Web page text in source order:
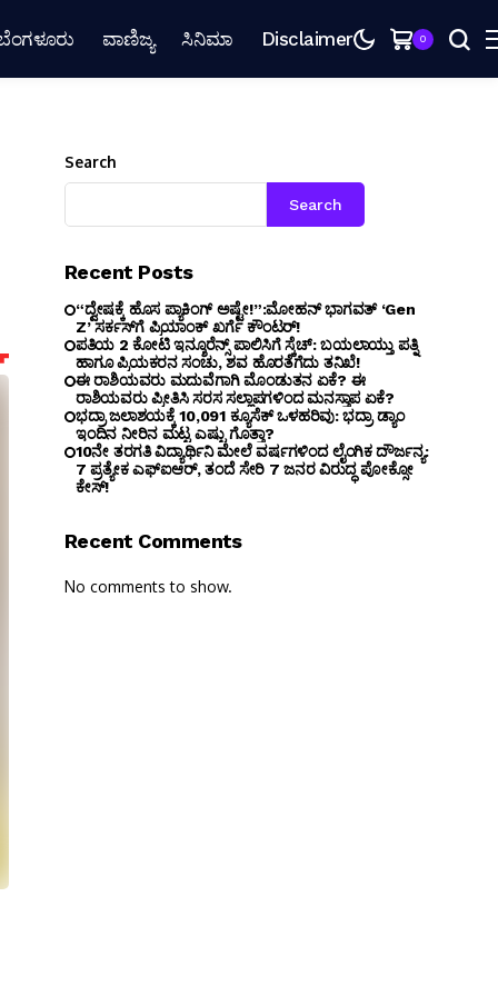
ವಾಣಿಜ್ಯ ಸಿನಿಮಾ Disclaimer 0
Search
Search
Recent Posts
“ದ್ವೇಷಕ್ಕೆ ಹೊಸ ಪ್ಯಾಕಿಂಗ್ ಅಷ್ಟೇ!”:ಮೋಹನ್ ಭಾಗವತ್‌ ‘Gen
Z’ ಸರ್ಕಸ್‌ಗೆ ಪ್ರಿಯಾಂಕ್ ಖರ್ಗೆ ಕೌಂಟರ್!
ಪತಿಯ ₹2 ಕೋಟಿ ಇನ್ಶೂರೆನ್ಸ್ ಪಾಲಿಸಿಗೆ ಸ್ಕೆಚ್: ಬಯಲಾಯ್ತು ಪತ್ನಿ
ಹಾಗೂ ಪ್ರಿಯಕರನ ಸಂಚು, ಶವ ಹೊರತೆಗೆದು ತನಿಖೆ!
ಈ ರಾಶಿಯವರು ಮದುವೆಗಾಗಿ ಮೊಂಡುತನ ಏಕೆ? ಈ
ರಾಶಿಯವರು ಪ್ರೀತಿಸಿ ಸರಸ ಸಲ್ಲಾಪಗಳಿಂದ ಮನಸ್ತಾಪ ಏಕೆ?
ಭದ್ರಾ ಜಲಾಶಯಕ್ಕೆ 10,091 ಕ್ಯೂಸೆಕ್ ಒಳಹರಿವು: ಭದ್ರಾ ಡ್ಯಾಂ
ಇಂದಿನ ನೀರಿನ ಮಟ್ಟ ಎಷ್ಟು ಗೊತ್ತಾ?
10ನೇ ತರಗತಿ ವಿದ್ಯಾರ್ಥಿನಿ ಮೇಲೆ ವರ್ಷಗಳಿಂದ ಲೈಂಗಿಕ ದೌರ್ಜನ್ಯ:
7 ಪ್ರತ್ಯೇಕ ಎಫ್ಐಆರ್, ತಂದೆ ಸೇರಿ 7 ಜನರ ವಿರುದ್ಧ ಪೋಕ್ಸೋ
ಕೇಸ್!
Recent Comments
No comments to show.